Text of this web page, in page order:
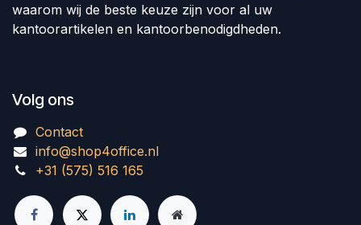
waarom wij de beste keuze zijn voor al uw
kantoorartikelen en kantoorbenodigdheden.
Volg ons
Contact
info@shop4office.nl
+31 (575) 516 165